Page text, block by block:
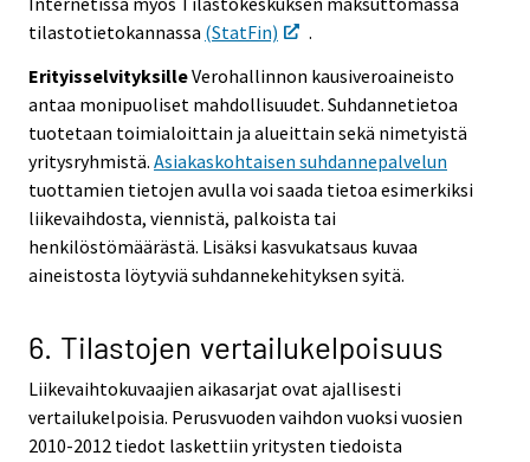
tilastotietokannassa (StatFin)
.
ErityisselvityksilleVerohallinnon kausiveroaineisto
antaa monipuoliset mahdollisuudet. Suhdannetietoa
tuotetaan toimialoittain ja alueittain sekä nimetyistä
yritysryhmistä. Asiakaskohtaisen suhdannepalvelun
tuottamien tietojen avulla voi saada tietoa esimerkiksi
liikevaihdosta, viennistä, palkoista tai
henkilöstömäärästä. Lisäksi kasvukatsaus kuvaa
aineistosta löytyviä suhdannekehityksen syitä.
6. Tilastojen vertailukelpoisuus
Liikevaihtokuvaajien aikasarjat ovat ajallisesti
vertailukelpoisia. Perusvuoden vaihdon vuoksi vuosien
2010-2012 tiedot laskettiin yritysten tiedoista